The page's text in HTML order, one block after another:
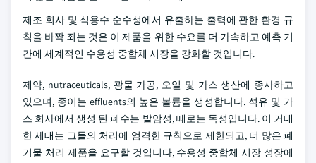
제조 회사 및 식용수 순수성에서 유출하는 출력에 관한 환경 규
칙을 바짝 죄는 것은 이 제품을 위한 수요를 더 가속하고 예측 기
간에 세계적인 수용성 중합체 시장을 강화할 것입니다.
제약, nutraceuticals, 광물 가공, 오일 및 가스 생산에 종사하고
있으며, 종이는 effluents의 높은 볼륨을 생성합니다. 석유 및 가
스 회사에서 생성 된 폐수는 발암성, 때로는 독성입니다. 이 거대
한 세대는 그들의 처리에 엄격한 규칙으로 제한되고, 더 많은 폐
기물 처리 제품을 요구할 것입니다, 수용성 중합체 시장 성장에